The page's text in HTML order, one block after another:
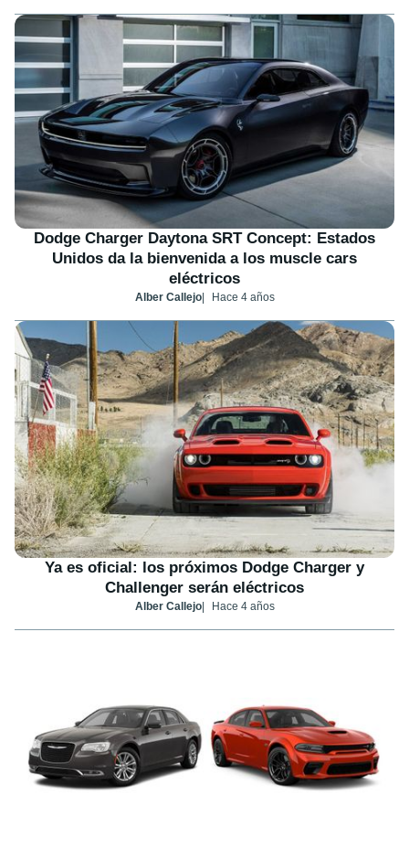
Dodge Charger Daytona SRT Concept: Estados
Unidos da la bienvenida a los muscle cars
eléctricos
Alber Callejo Hace 4 años
Ya es oficial: los próximos Dodge Charger y
Challenger serán eléctricos
Alber Callejo Hace 4 años